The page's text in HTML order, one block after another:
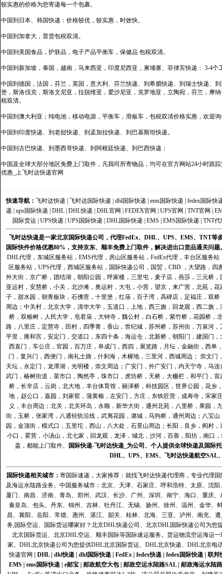
较实惠的价格为您寄递每一个包裹。
中国到日本、韩国快递：价格较优，较实惠，时效快。
中国到加拿大，普货包税双清。
中国到美国食品，护肤品，电子产品平衡车，保健品 包税双清。
中国到新加坡，泰国，越南，马来西亚，印度尼西亚，柬埔寨、菲律宾快递： 3-4个
中国到德国，法国，芬兰，英国，意大利、芬兰快递、到希腊快递、到瑞士快递、
堡，斯洛伐克，斯洛文尼亚，拉脱维亚，爱沙尼亚，克罗地亚，立陶宛，芬兰，摩
税双清。
中国到澳大利亚；纯电池，移动电源，平衡车，滑板车，包税双清价格实惠，欢迎
中国到印度快递、到老挝快递、到孟加拉快递、到巴基斯坦快递。
中国到古巴快递、到墨西哥快递、到阿根廷快递、到巴西快递：
中国及全球大部分地区免费上门取件，凡我司所寄物品，均可在官方网站24小时跟
优惠_上飞时达快递官网
快速导航： 飞时达快递 飞时达国际快递 dhl国际快递 ems国际快递
fedex国际快
递
ups国际快递 DHL DHL快递 DHL官网 FEDEX官网 UPS官网 TNT官网
国际货运| UPS快递 UPS国际快递 DHL国际快递 EMS EMS国际快递 TNT代
飞时达快递是一家北京国际快递公司，代理FedEx、DHL、UPS、EMS、TNT
国际快件价格优惠80%，支持京东、顺丰免费上门取件，解决进出口货品通关问题
DHL代理 ， 东城区服务站 ， EMS代理 ， 房山区服务站 ， FedEx代理 ， 丰台区服务站
区服务站， UPS代理 ， 西城区服务站， 国际快递公司 ，国贸，CBD ，大望路，
外大街，京广桥，团结湖，朝阳公园，呼家楼，三里屯，麦子店，燕莎，三元桥
亚运村，安慧桥，小关，北沙滩，奥运村，大屯，小营，望京，来广营，北苑，
子，甜水园，朝青板块，石佛营，十里堡，红庙，百子湾，高碑店，定福庄，双
周边；中关村，北京大学，清华大学，五道口，上地，西三旗，回龙观，西二旗
桥，双榆树，人民大学，皂君庙，大钟寺，魏公村，白石桥，紫竹桥，花园桥
路，八里庄，定慧寺，田村，四季青，香山，世纪城，苏州桥，苏州街，万泉河
平里，雍和宫，安定门，交道口，东四十条，海运仓，北新桥，朝阳门，建国门
西直门，车公庄，官园，百万庄，阜成门，西四，展览路，月坛，金融街，西
门，复兴门，西便门，南礼士路，什刹海，木樨地，三里河，西城周边； 崇文
天坛，永定门，龙潭湖，光明楼，崇文周边；广安门，外广安门，内天宁寺，马
武门，椿树街道，菜市口，陶然亭，珠市口，虎坊桥，天桥，大栅栏，和平门，
桥，长辛店，云岗，北大地，丰台体育馆，丽泽桥，科技园区，世界公园，花
地，赵公口，嘉园，刘家窑，蒲黄榆，左安门，方庄，东铁匠营，成寿寺，宋
义，丰台周边；北关，北关环岛，永顺，新华大街，通州北苑，八里桥，果园
街，玉桥，张家湾，八通轻轨沿线，武夷花园，潞城，马驹桥，通州周边；八宝
园，金顶街，模式口，五里坨，西山，八大处，石景山周边；长阳，良乡，阎村
小口，霍营，小汤山，北七家，回龙观，龙泽，城北，沙河，百善，阳坊，南口
盖，都能上门取件。
国际快递-飞时达快递_为公司、个人提供全球快递及国际
DHL、 UPS、 EMS、 飞时达快递航空SAL
国际快递相关城市： 寄国际速递，大家推荐：就找飞时达快递代理商，专业代理
及海运水陆路业务。中国服务城市：北京、天津、石家庄、呼和浩特、太原、沈
厦门、南昌、济南、青岛、郑州、武汉、长沙、广州、深圳、南宁、海口、重庆
秦皇岛、包头、丹东、锦州、吉林、牡丹江、无锡、扬州、徐州、温州、金华
昌、襄阳、岳阳、常德、惠州、湛江、韶关、桂林、北海、三亚、泸州、南充、
务,国际空运、国际货运哪家好？北京DHL快递公司、北京DHL国际快递公司为
北京国际货运、北京DHL空运、顺丰国际等国际速运服务。货运物流空运海运
家。DHL北京快递公司为您提供DHL北京国际货运、DHL北京快递、DHL北京电
快递官网
DHL| dhl快递| dhl国际快递| FedEx| fedex快递| fedex国际快递| 联邦
EMS| ems国际快递| e邮宝| 邮政航空大包| 邮政空运水陆路SAL| 邮政海运水陆路